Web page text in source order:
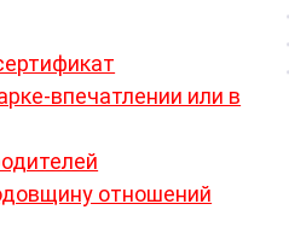
впечатлении или в
отношений